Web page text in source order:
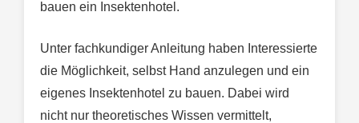
bauen ein Insektenhotel.
Unter fachkundiger Anleitung haben Interessierte
die Möglichkeit, selbst Hand anzulegen und ein
eigenes Insektenhotel zu bauen. Dabei wird
nicht nur theoretisches Wissen vermittelt,